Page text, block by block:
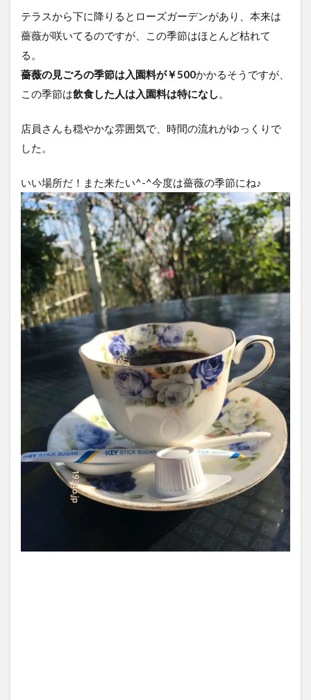
テラスから下に降りるとローズガーデンがあり、本来は
薔薇が咲いてるのですが、この季節はほとんど枯れて
る。
薔薇の見ごろの季節は入園料が￥500かかるそうですが、
この季節は飲食した人は入園料は特になし。
店員さんも穏やかな雰囲気で、時間の流れがゆっくりで
した。
いい場所だ！また来たい^-^今度は薔薇の季節にね♪